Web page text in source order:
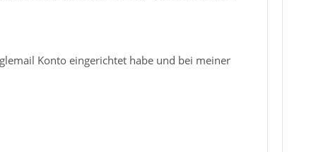
Konto eingerichtet habe und bei meiner